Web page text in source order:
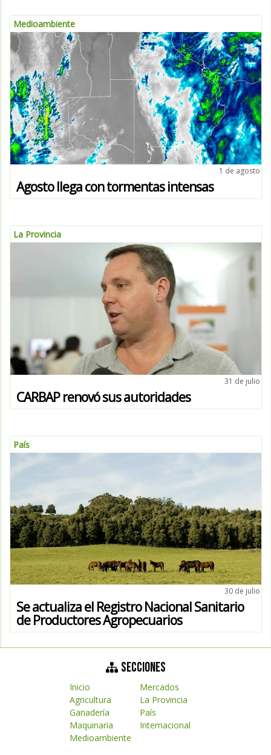
Medioambiente
1 de agosto
Agosto llega con tormentas intensas
La Provincia
31 de julio
CARBAP renovó sus autoridades
País
30 de julio
Se actualiza el Registro Nacional Sanitario
de Productores Agropecuarios
SECCIONES
Inicio
Agricultura
Ganadería
Maquinaria
Medioambiente
Mercados
La Provincia
País
Internacional